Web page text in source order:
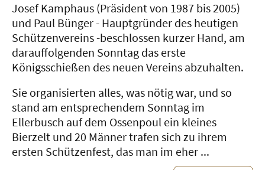
Josef Kamphaus (Präsident von 1987 bis 2005)
und Paul Bünger - Hauptgründer des heutigen
Schützenvereins -beschlossen kurzer Hand, am
darauffolgenden Sonntag das erste
Königsschießen des neuen Vereins abzuhalten.
Sie organisierten alles, was nötig war, und so
stand am entsprechendem Sonntag im
Ellerbusch auf dem Ossenpoul ein kleines
Bierzelt und 20 Männer trafen sich zu ihrem
ersten Schützenfest, das man im eher ...